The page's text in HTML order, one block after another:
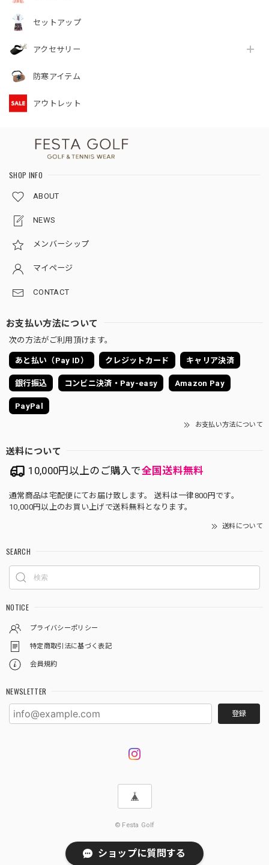
セットアップ
アクセサリー
防寒アイテム
アウトレット
SHOP INFO
ABOUT
NEWS
メンバーシップ
マイページ
CONTACT
お支払い方法について
次の方法がご利用頂けます。
あと払い（Pay ID） クレジットカード キャリア決済
銀行振込 コンビニ決済・Pay-easy Amazon Pay
PayPal
お支払い方法について
送料について
10,000円以上のご購入で全国送料無料
通常商品は宅配便にてお届け致します。 送料は一律800円です。
10,000円以上のお買い上げで送料無料となります。
送料について
SEARCH
NOTICE
プライバシーポリシー
特定商取引法に基づく表記
会員規約
NEWSLETTER
登録
© Festa Golf
ショップに質問する